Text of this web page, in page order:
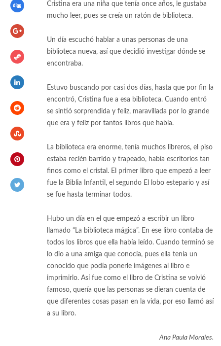
Cristina era una niña que tenía once años, le gustaba
mucho leer, pues se creía un ratón de biblioteca.
Un día escuchó hablar a unas personas de una
biblioteca nueva, así que decidió investigar dónde se
encontraba.
Estuvo buscando por casi dos días, hasta que por fin la
encontró, Cristina fue a esa biblioteca. Cuando entró
se sintió sorprendida y feliz, maravillada por lo grande
que era y feliz por tantos libros que había.
La biblioteca era enorme, tenía muchos libreros, el piso
estaba recién barrido y trapeado, había escritorios tan
finos como el cristal. El primer libro que empezó a leer
fue la Biblia Infantil, el segundo El lobo estepario y así
se fue hasta terminar todos.
Hubo un día en el que empezó a escribir un libro
llamado “La biblioteca mágica”. En ese libro contaba de
todos los libros que ella había leído. Cuando terminó se
lo dio a una amiga que conocía, pues ella tenía un
conocido que podía ponerle imágenes al libro e
imprimirlo. Así fue como el libro de Cristina se volvió
famoso, quería que las personas se dieran cuenta de
que diferentes cosas pasan en la vida, por eso llamó así
a su libro.
Ana Paula Morales.